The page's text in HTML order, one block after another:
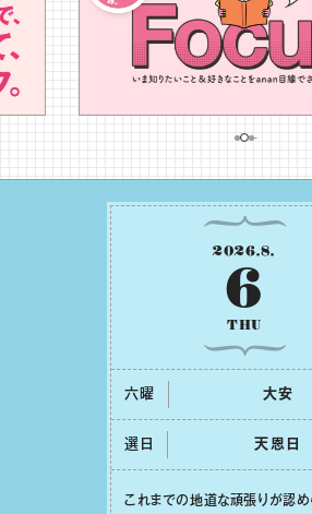
2026.8.
6
THU
六曜 ⼤安
選日 天恩⽇
これまでの地道な頑張りが認め